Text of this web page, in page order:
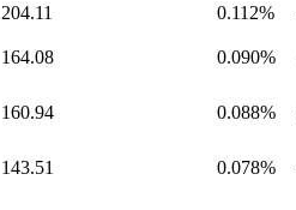
204.11 0.112%
164.08 0.090%
160.94 0.088%
143.51 0.078%